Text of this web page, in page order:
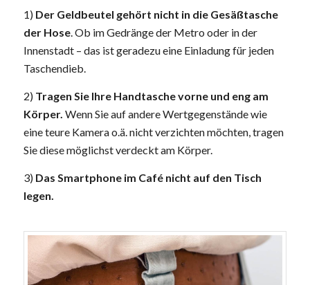
1)Der Geldbeutel gehört nicht in die Gesäßtasche
der Hose. Ob im Gedränge der Metro oder in der
Innenstadt – das ist geradezu eine Einladung für jeden
Taschendieb.
2) Tragen Sie Ihre Handtasche vorne und eng am
Körper. Wenn Sie auf andere Wertgegenstände wie
eine teure Kamera o.ä. nicht verzichten möchten, tragen
Sie diese möglichst verdeckt am Körper.
3) Das Smartphone im Café nicht auf den Tisch
legen.